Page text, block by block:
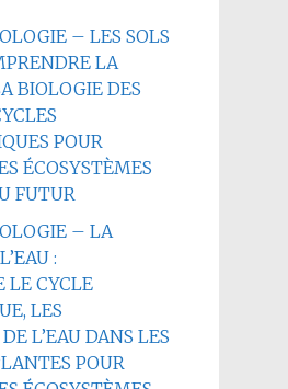
– LES SOLS
LA
BIOLOGIE DES
POUR
ÉCOSYSTÈMES
FUTUR
– LA
:
LE CYCLE
LES
L’EAU DANS LES
POUR